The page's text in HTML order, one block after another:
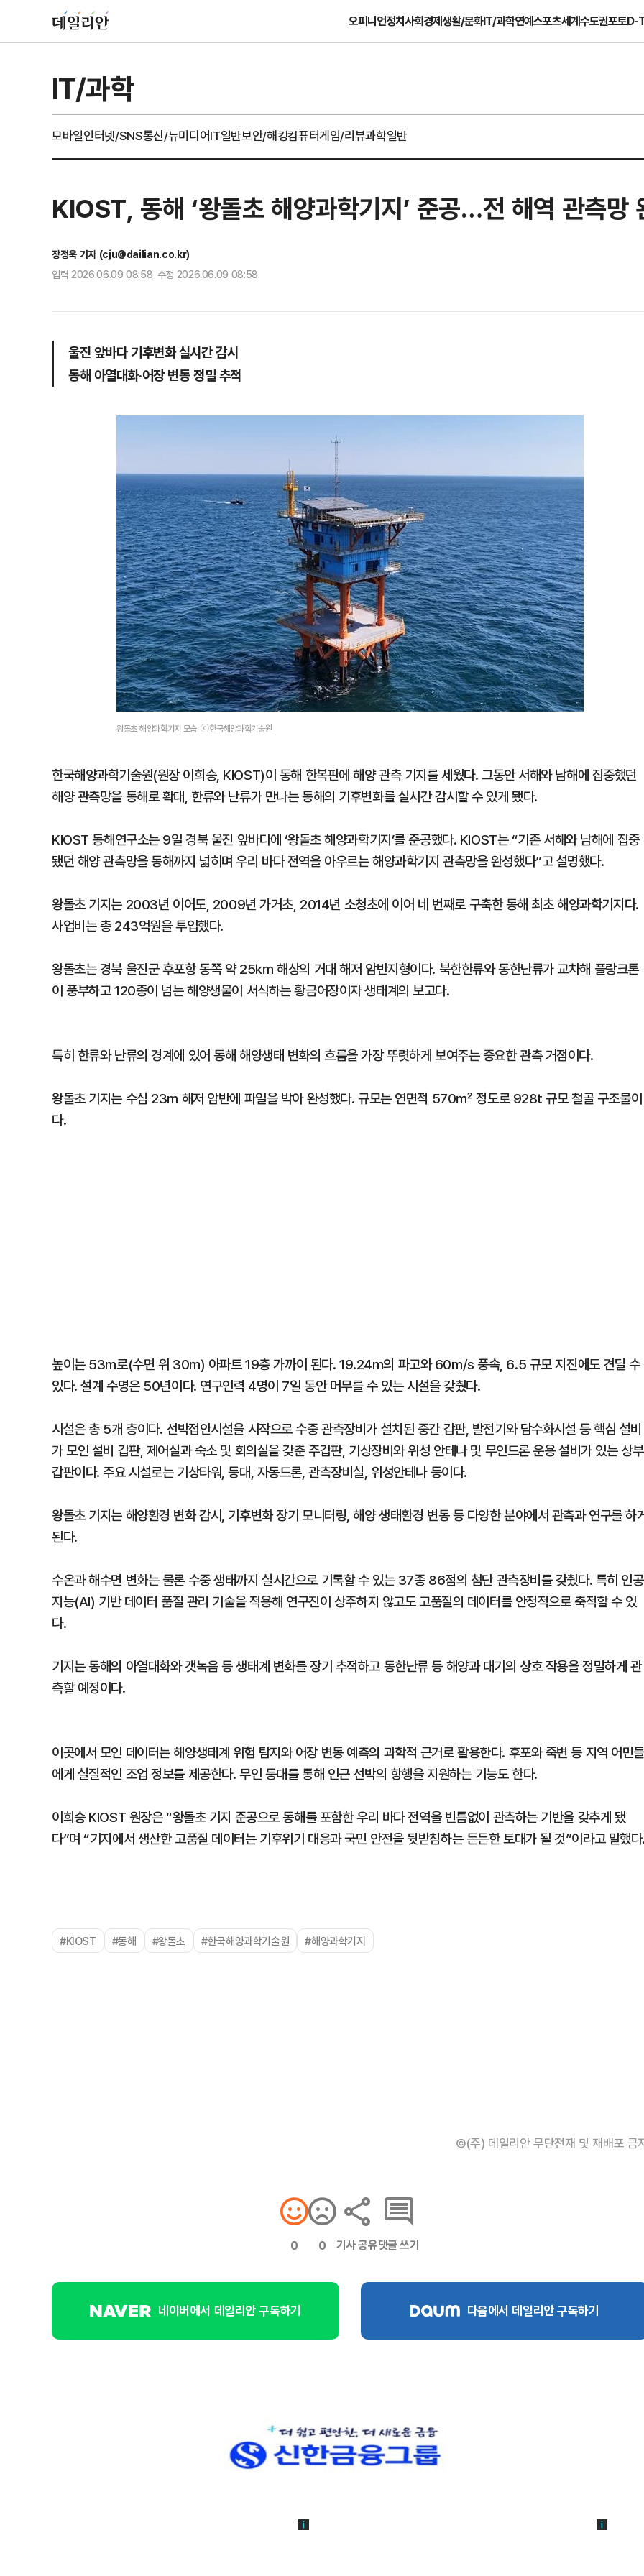
오피니언정치사회경제생활/문화IT/과학연예스포츠세계수도권포토D-
IT/과학
모바일인터넷/SNS통신/뉴미디어IT일반보안/해킹컴퓨터게임/리뷰과학일반
KIOST, 동해 ‘왕돌초 해양과학기지’ 준공…전 해역 관측망
장정욱 기자 (cju@dailian.co.kr)
입력 2026.06.09 08:58 수정 2026.06.09 08:58
울진 앞바다 기후변화 실시간 감시
동해 아열대화·어장 변동 정밀 추적
왕돌초 해양과학기지 모습. ⓒ한국해양과학기술원
한국해양과학기술원(원장 이희승, KIOST)이 동해 한복판에 해양 관측 기지를 세웠다. 그동안 서해와 남해에 집중했던
해양 관측망을 동해로 확대, 한류와 난류가 만나는 동해의 기후변화를 실시간 감시할 수 있게 됐다.
KIOST 동해연구소는 9일 경북 울진 앞바다에 ‘왕돌초 해양과학기지’를 준공했다. KIOST는 “기존 서해와 남해에 집중
됐던 해양 관측망을 동해까지 넓히며 우리 바다 전역을 아우르는 해양과학기지 관측망을 완성했다”고 설명했다.
왕돌초 기지는 2003년 이어도, 2009년 가거초, 2014년 소청초에 이어 네 번째로 구축한 동해 최초 해양과학기지다.
사업비는 총 243억원을 투입했다.
왕돌초는 경북 울진군 후포항 동쪽 약 25㎞ 해상의 거대 해저 암반지형이다. 북한한류와 동한난류가 교차해 플랑크톤
이 풍부하고 120종이 넘는 해양생물이 서식하는 황금어장이자 생태계의 보고다.
특히 한류와 난류의 경계에 있어 동해 해양생태 변화의 흐름을 가장 뚜렷하게 보여주는 중요한 관측 거점이다.
왕돌초 기지는 수심 23m 해저 암반에 파일을 박아 완성했다. 규모는 연면적 570㎡ 정도로 928t 규모 철골 구조물이
다.
높이는 53m로(수면 위 30m) 아파트 19층 가까이 된다. 19.24m의 파고와 60m/s 풍속, 6.5 규모 지진에도 견딜 수
있다. 설계 수명은 50년이다. 연구인력 4명이 7일 동안 머무를 수 있는 시설을 갖췄다.
시설은 총 5개 층이다. 선박접안시설을 시작으로 수중 관측장비가 설치된 중간 갑판, 발전기와 담수화시설 등 핵심 설비
가 모인 설비 갑판, 제어실과 숙소 및 회의실을 갖춘 주갑판, 기상장비와 위성 안테나 및 무인드론 운용 설비가 있는 상부
갑판이다. 주요 시설로는 기상타워, 등대, 자동드론, 관측장비실, 위성안테나 등이다.
왕돌초 기지는 해양환경 변화 감시, 기후변화 장기 모니터링, 해양 생태환경 변동 등 다양한 분야에서 관측과 연구를 하
된다.
수온과 해수면 변화는 물론 수중 생태까지 실시간으로 기록할 수 있는 37종 86점의 첨단 관측장비를 갖췄다. 특히 인공
지능(AI) 기반 데이터 품질 관리 기술을 적용해 연구진이 상주하지 않고도 고품질의 데이터를 안정적으로 축적할 수 있
다.
기지는 동해의 아열대화와 갯녹음 등 생태계 변화를 장기 추적하고 동한난류 등 해양과 대기의 상호 작용을 정밀하게 관
측할 예정이다.
이곳에서 모인 데이터는 해양생태계 위험 탐지와 어장 변동 예측의 과학적 근거로 활용한다. 후포와 죽변 등 지역 어민
에게 실질적인 조업 정보를 제공한다. 무인 등대를 통해 인근 선박의 항행을 지원하는 기능도 한다.
이희승 KIOST 원장은 “왕돌초 기지 준공으로 동해를 포함한 우리 바다 전역을 빈틈없이 관측하는 기반을 갖추게 됐
다”며 “기지에서 생산한 고품질 데이터는 기후위기 대응과 국민 안전을 뒷받침하는 든든한 토대가 될 것”이라고 말했
#KIOST #동해 #왕돌초 #한국해양과학기술원 #해양과학기지
©(주) 데일리안 무단전재 및 재배포 금
0 0 기사 공유댓글 쓰기
네이버에서 데일리안 구독하기 다음에서 데일리안 구독하기